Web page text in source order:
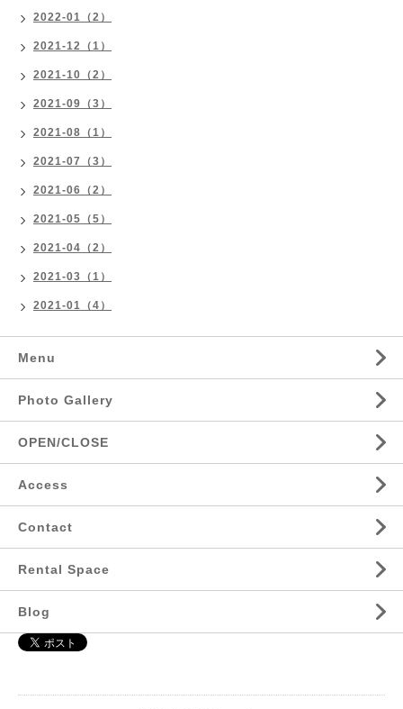
2022-01（2）
2021-12（1）
2021-10（2）
2021-09（3）
2021-08（1）
2021-07（3）
2021-06（2）
2021-05（5）
2021-04（2）
2021-03（1）
2021-01（4）
Menu
Photo Gallery
OPEN/CLOSE
Access
Contact
Rental Space
Blog